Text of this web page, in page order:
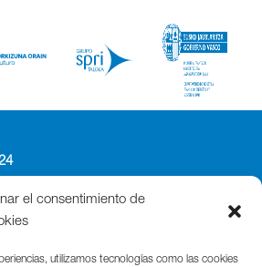
el consentimiento de
utilizamos tecnologías como las cookies